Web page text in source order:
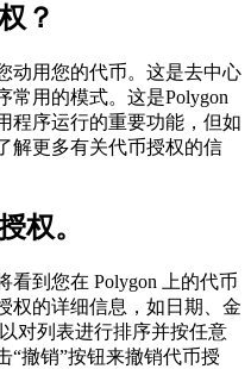
？
动用您的代币。这是去中心
常用的模式。这是Polygon
程序运行的重要功能，但如
解更多有关代币授权的信
权。
看到您在 Polygon 上的代币
权的详细信息，如日期、金
对列表进行排序并按任意
“撤销”按钮来撤销代币授